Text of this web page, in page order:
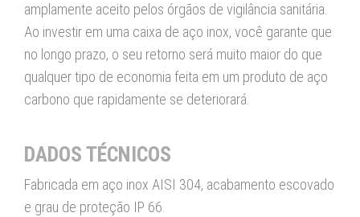
amplamente aceito pelos órgãos de vigilância sanitária.
Ao investir em uma caixa de aço inox, você garante que
no longo prazo, o seu retorno será muito maior do que
qualquer tipo de economia feita em um produto de aço
carbono que rapidamente se deteriorará.
DADOS TÉCNICOS
Fabricada em aço inox AISI 304, acabamento escovado
e grau de proteção IP 66.